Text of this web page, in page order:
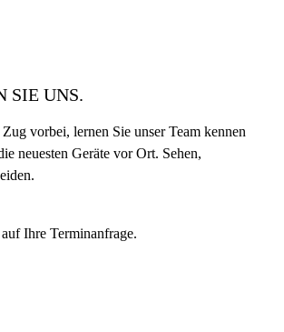
SIE UNS.
vorbei, lernen Sie unser Team kennen
neuesten Geräte vor Ort. Sehen,
Ihre Terminanfrage.